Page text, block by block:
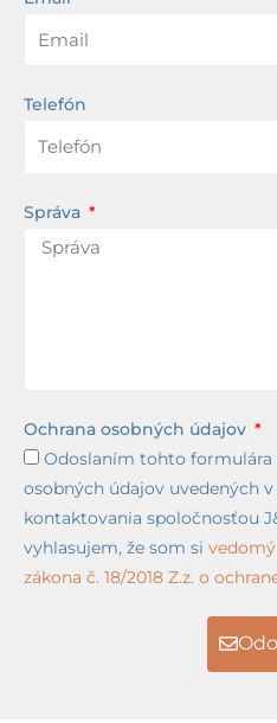
Telefón
Správa
Ochrana osobných údajov
Odoslaním tohto formulára
osobných údajov uvedených
kontaktovania spoločnosťou
vyhlasujem, že som si
zákona č. 18/2018 Z.z. o